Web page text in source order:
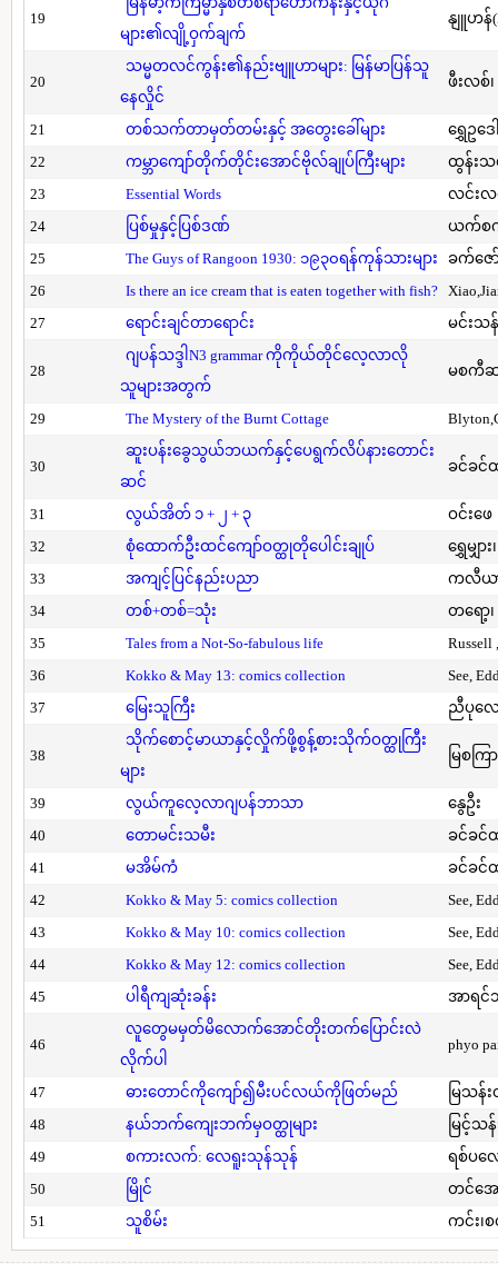
19
များ၏လျို့ဝှက်ချက်
နျူဟန်
20
သမ္မတလင်ကွန်း၏နည်းဗျူဟာများ: မြန်မာပြန်သူ
နေလှိုင်
ဖီးလစ်
21 တစ်သက်တာမှတ်တမ်းနှင့် အတွေးခေါ်များ
ရွှေဥဒေ
22
ကမ္ဘာကျော်တိုက်တိုင်းအောင်ဗိုလ်ချုပ်ကြီးများ
ထွန်းသ
23
Essential Words
လင်းလ
24
ပြစ်မှုနှင့်ပြစ်ဒဏ်
ယက်စကီ
25
The Guys of Rangoon 1930: ၁၉၃၀ရန်ကုန်သားများ
ခက်ဇေ
26
Is there an ice cream that is eaten together with fish?
27
ရောင်းချင်တာရောင်း မင်းသ
28
ဂျပန်သဒ္ဒါN3 grammar ကိုကိုယ်တိုင်လေ့လာလို
သူများအတွက်
မစကီ
29 The Mystery of the Burnt Cottage
30
ဆူးပန်းခွေသွယ်ဘယက်နှင့်ပေရွက်လိပ်နားတောင်း
ဆင်
ခင်ခင်
31 လွယ်အိတ် ၁ + ၂ + ၃
ဝင်းဖေ
32
စုံထောက်ဦးထင်ကျော်ဝတ္ထုတိုပေါင်းချုပ်
ရွှေမျှား
33
အကျင့်ပြင်နည်းပညာ
ကလီယာ
34
တစ်+တစ်=သုံး
တရော့၊
35
Tales from a Not-So-fabulous life
Russell
36
Kokko & May 13: comics collection
See,
37
မြေးသူကြီး ညီပုလေ
38
သိုက်စောင့်မာယာနှင့်လှိုက်ဖို့စွန့်စားသိုက်ဝတ္ထုကြီး
များ
မြစကြာ
39 လွယ်ကူလေ့လာဂျပန်ဘာသာ
နွေဦး
40
တောမင်းသမီး
ခင်ခင်
41
မအိမ်ကံ
ခင်ခင်
42
Kokko & May 5: comics collection
See,
43
Kokko & May 10: comics collection
See,
44
Kokko & May 12: comics collection
See,
45
ပါရီကျဆုံးခန်း အာရင်
46
လူတွေမမှတ်မိလောက်အောင်တိုးတက်ပြောင်းလဲ
လိုက်ပါ
phyo
47 ဓားတောင်ကိုကျော်၍မီးပင်လယ်ကိုဖြတ်မည်
မြသန်
48
နယ်ဘက်ကျေးဘက်မှဝတ္ထုများ
မြင့်သန်
49
စကားလက်: လေရူးသုန်သုန်
ရစ်ပလ
50
မြိုင်
တင်အေ
51
သူစိမ်း ကင်း၊